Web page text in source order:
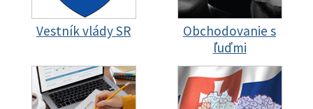
Vestník vlády SR
Obchodovanie s
ľuďmi